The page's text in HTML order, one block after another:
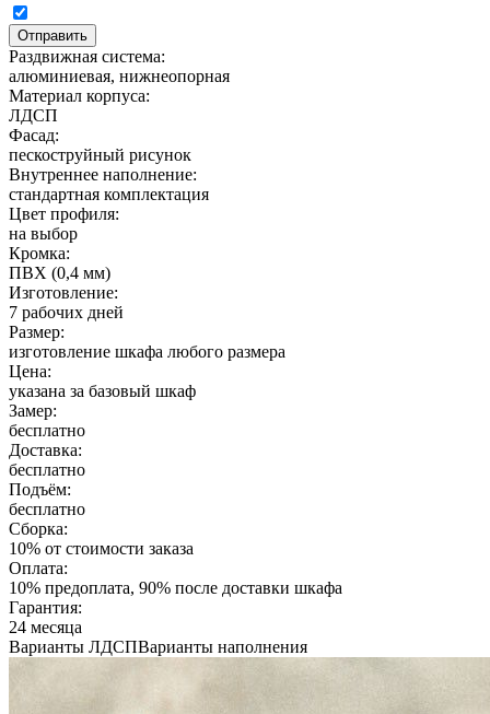
Раздвижная система:
алюминиевая, нижнеопорная
Материал корпуса:
ЛДСП
Фасад:
пескоструйный рисунок
Внутреннее наполнение:
стандартная комплектация
Цвет профиля:
на выбор
Кромка:
ПВХ (0,4 мм)
Изготовление:
7 рабочих дней
Размер:
изготовление шкафа любого размера
Цена:
указана за базовый шкаф
Замер:
бесплатно
Доставка:
бесплатно
Подъём:
бесплатно
Сборка:
10% от стоимости заказа
Оплата:
10% предоплата, 90% после доставки шкафа
Гарантия:
24 месяца
Варианты ЛДСПВарианты наполнения